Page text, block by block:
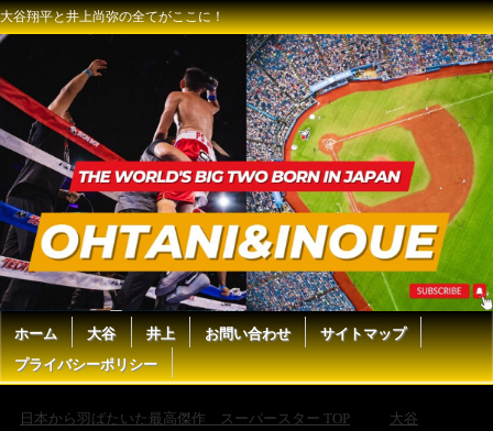
大谷翔平と井上尚弥の全てがここに！
ホーム 大谷 井上 お問い合わせ
サイトマップ
プライバシーポリシー
日本から羽ばたいた最高傑作 スーパースター TOP 大谷